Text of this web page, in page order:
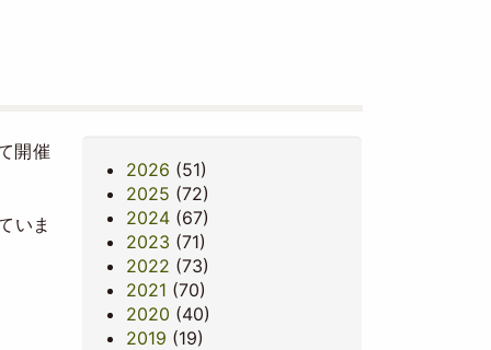
開催
いま
2026 (51)
2025 (72)
2024 (67)
2023 (71)
2022 (73)
2021 (70)
2020 (40)
2019 (19)